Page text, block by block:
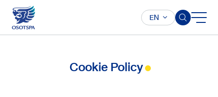
EN
Cookie Policy